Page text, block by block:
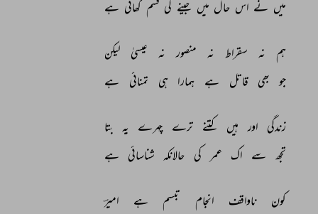
میں نے اس حال میں جینے کی قسم کھائی ہے
ہم نہ سقراط نہ منصور نہ عیسیٰ
لیکن
جو بھی قاتل ہے ہمارا ہی تمنائی ہے
زندگی اور ہیں کتنے ترے چہرے یہ
بتا
تجھ سے اک عمر کی حالانکہ شناسائی ہے
کون ناواقف انجام تبسم ہے
امیرؔ